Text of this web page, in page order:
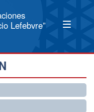
Lefebvre”